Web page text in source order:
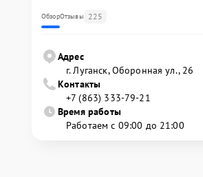
ОбзорОтзывы 225
Адрес
г. Луганск, Оборонная ул., 26
Контакты
+7 (863) 333-79-21
Время работы
Работаем с 09:00 до 21:00